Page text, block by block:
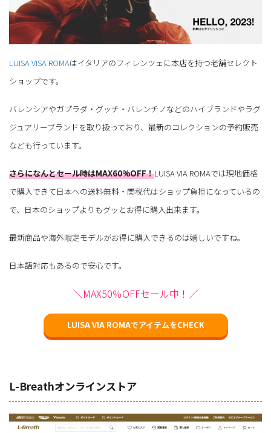
LUISA VISA ROMAはイタリアのフィレンツェに本店を持つ老舗セレクト
ショップです。
バレンシアやガプラダ・グッチ・バレンチノなどのハイブランドやラグ
ジュアリーブランドを取り扱っており、最新のコレクションの予約販売
なども行っています。
さらになんとセール時はMAX60%OFF！LUISA VIA ROMAでは現地価格
で購入できて日本への送料無料・関税代はショップ負担になっているの
で、日本のショップよりもグッとお得に購入出来ます。
最新商品や海外限定モデルがお得に購入できるのは嬉しいですね。
日本語対応もあるので安心です。
＼MAX50％OFFセール中！／
LUISA VIA ROMAでアイテムをCHECK
L-Breathオンラインストア